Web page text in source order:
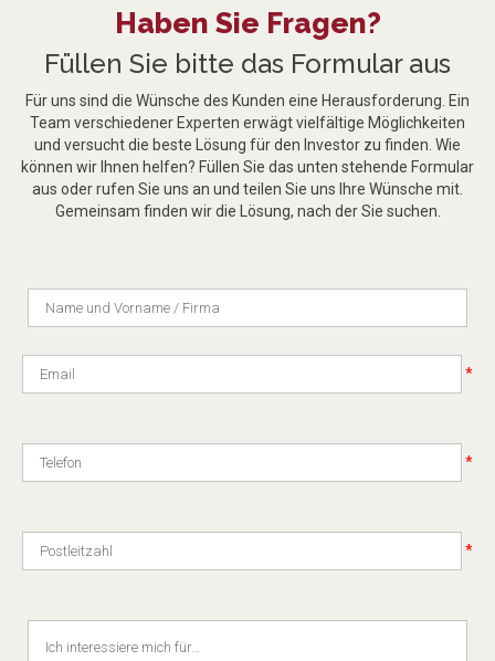
Haben Sie Fragen?
Füllen Sie bitte das Formular aus
Für uns sind die Wünsche des Kunden eine Herausforderung. Ein
Team verschiedener Experten erwägt vielfältige Möglichkeiten
und versucht die beste Lösung für den Investor zu finden. Wie
können wir Ihnen helfen? Füllen Sie das unten stehende Formular
aus oder rufen Sie uns an und teilen Sie uns Ihre Wünsche mit.
Gemeinsam finden wir die Lösung, nach der Sie suchen.
*
*
*